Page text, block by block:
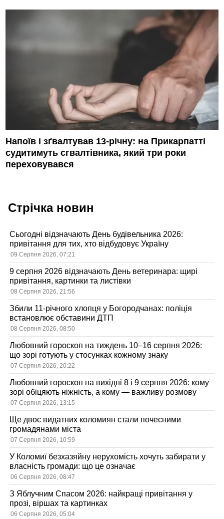
Напоїв і зґвалтував 13-річну: на Прикарпатті
судитимуть сгвалтівника, який три роки
переховувався
Стрічка новин
Сьогодні відзначають День будівельника 2026:
привітання для тих, хто відбудовує Україну
09 Серпня 2026, 07:21
9 серпня 2026 відзначають День ветеринара: щирі
привітання, картинки та листівки
08 Серпня 2026, 21:56
Збили 11-річного хлопця у Богородчанах: поліція
встановлює обставини ДТП
08 Серпня 2026, 08:50
Любовний гороскоп на тиждень 10–16 серпня 2026:
що зорі готують у стосунках кожному знаку
07 Серпня 2026, 20:22
Любовний гороскоп на вихідні 8 і 9 серпня 2026: кому
зорі обіцяють ніжність, а кому — важливу розмову
07 Серпня 2026, 13:15
Ще двоє видатних коломиян стали почесними
громадянами міста
07 Серпня 2026, 10:59
У Коломиї безхазяйну нерухомість хочуть забирати у
власність громади: що це означає
06 Серпня 2026, 08:47
З Яблучним Спасом 2026: найкращі привітання у
прозі, віршах та картинках
06 Серпня 2026, 05:04